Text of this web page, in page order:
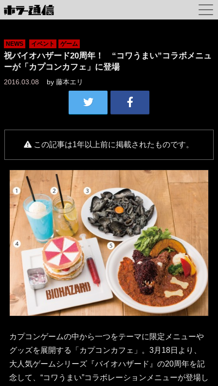
NEWS イベント ゲーム
祝バイオハザード20周年！ “コワうまい”コラボメニュ
ーが「カプコンカフェ」に登場
2016.03.08 by 藤本エリ
この記事は1年以上前に掲載されたものです。
カプコンゲームの中から一つをテーマに限定メニューや
グッズを展開する「カプコンカフェ」。3月18日より、
大人気ゲームシリーズ『バイオハザード』の20周年を記
念して、“コワうまい”コラボレーションメニューが登場し